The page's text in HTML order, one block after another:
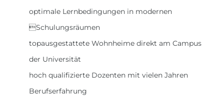
optimale Lernbedingungen in modernen
Schulungsräumen
topausgestattete Wohnheime direkt am Campus
der Universität
hoch qualifizierte Dozenten mit vielen Jahren
Berufserfahrung